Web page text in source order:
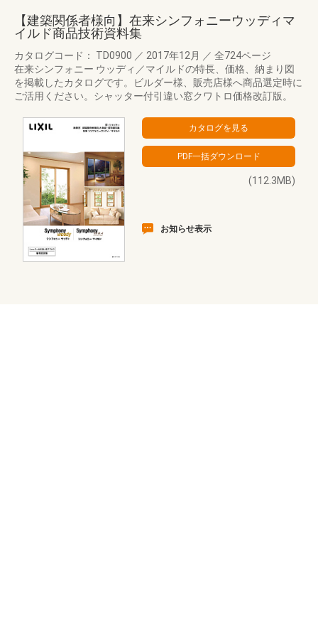
【建築関係者様向】在来シンフォニーウッディマ
イルド商品技術資料集
カタログコード： TD0900 ／ 2017年12月 ／ 全724ページ
在来シンフォニー ウッディ／マイルドの特長、価格、納まり図
を掲載したカタログです。ビルダー様、販売店様へ商品選定時に
ご活用ください。シャッター付引違い窓クワトロ価格改訂版。
(112.3MB)
お知らせ表示